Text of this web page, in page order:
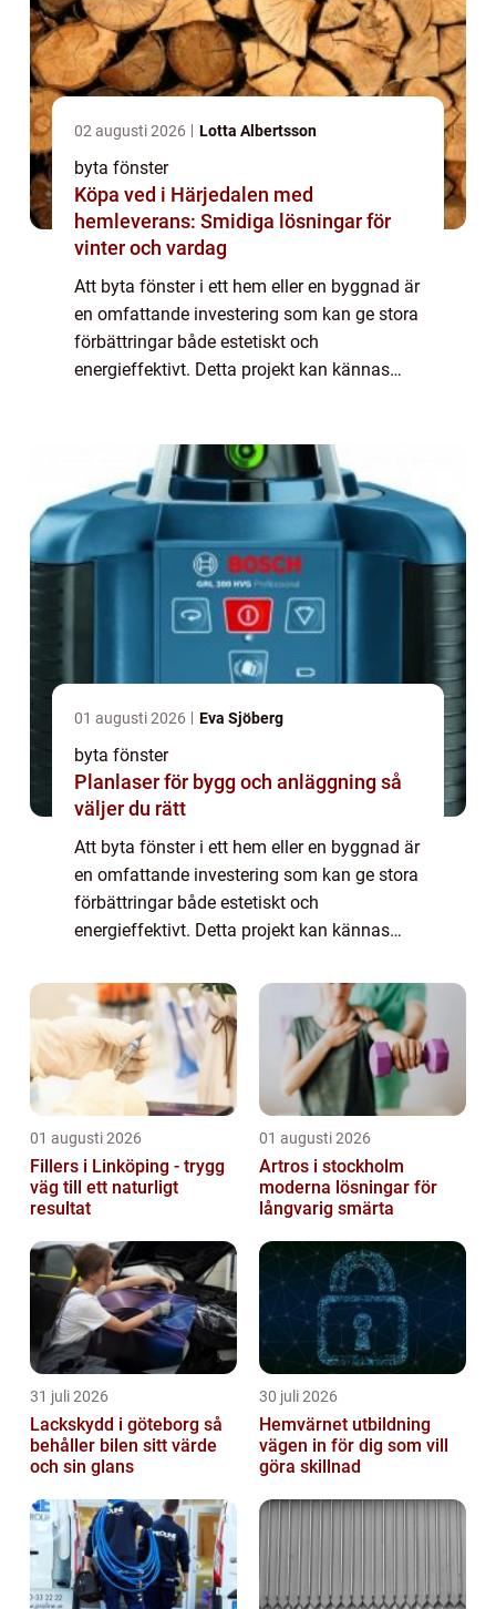
02 augusti 2026 Lotta Albertsson
byta fönster
Köpa ved i Härjedalen med
hemleverans: Smidiga lösningar för
vinter och vardag
Att byta fönster i ett hem eller en byggnad är
en omfattande investering som kan ge stora
förbättringar både estetiskt och
energieffektivt. Detta projekt kan kännas
01 augusti 2026 Eva Sjöberg
byta fönster
Planlaser för bygg och anläggning så
väljer du rätt
Att byta fönster i ett hem eller en byggnad är
en omfattande investering som kan ge stora
förbättringar både estetiskt och
energieffektivt. Detta projekt kan kännas
01 augusti 2026
Fillers i Linköping - trygg
väg till ett naturligt
resultat
01 augusti 2026
Artros i stockholm
moderna lösningar för
långvarig smärta
31 juli 2026
Lackskydd i göteborg så
behåller bilen sitt värde
och sin glans
30 juli 2026
Hemvärnet utbildning
vägen in för dig som vill
göra skillnad